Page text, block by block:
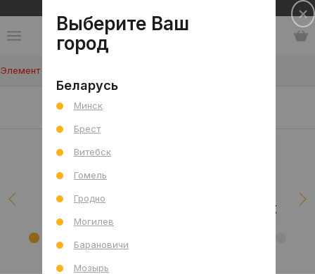
Элемент не найден!
Наши клиенты/проекты
Выберите Ваш
город
Беларусь
Минск
Брест
Витебск
Гомель
Гродно
Могилев
Барановичи
Мозырь